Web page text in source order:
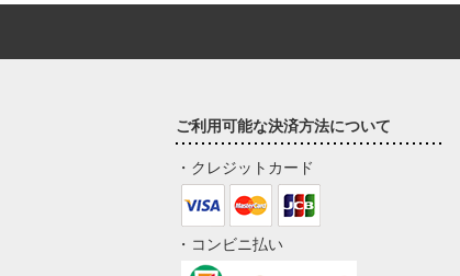
ご利用可能な決済方法について
・クレジットカード
・コンビニ払い